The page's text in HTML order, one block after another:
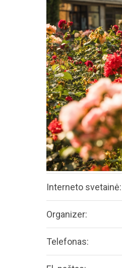
Interneto svetainė:
Organizer:
Telefonas: